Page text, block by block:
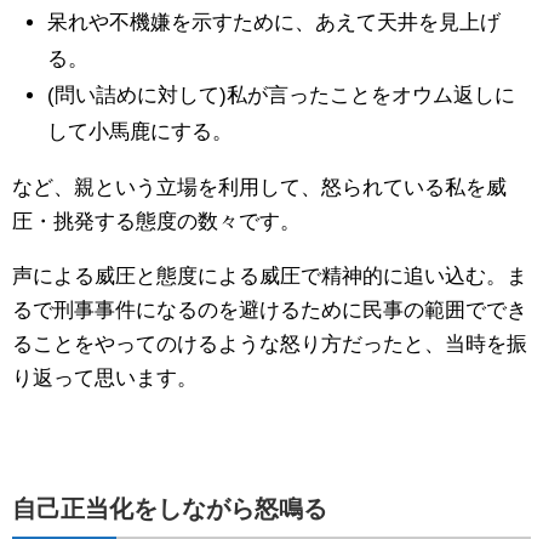
呆れや不機嫌を示すために、あえて天井を見上げ
る。
(問い詰めに対して)私が言ったことをオウム返しに
して小馬鹿にする。
など、親という立場を利用して、怒られている私を威
圧・挑発する態度の数々です。
声による威圧と態度による威圧で精神的に追い込む。ま
るで刑事事件になるのを避けるために民事の範囲ででき
ることをやってのけるような怒り方だったと、当時を振
り返って思います。
自己正当化をしながら怒鳴る